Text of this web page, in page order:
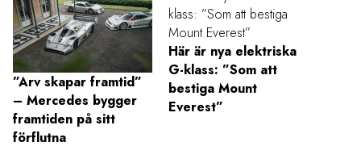
”Arv skapar framtid”
– Mercedes bygger
framtiden på sitt
förflutna
Här är nya elektriska
G-klass: ”Som att
bestiga Mount
Everest”